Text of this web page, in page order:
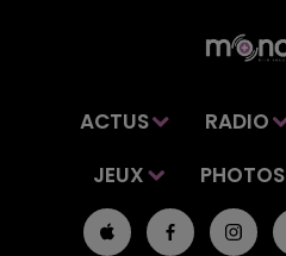
ACTUS RADIO
JEUX
PHOTOS